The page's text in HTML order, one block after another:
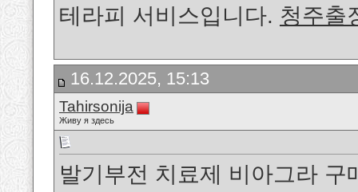
테라피 서비스입니다. 청주출
16.12.2025, 15:13
Tahirsonija
Живу я здесь
발기부전 치료제 비아그라